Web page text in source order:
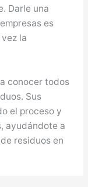
Darle una
es
la
conocer todos
Sus
el proceso y
ayudándote a
residuos en